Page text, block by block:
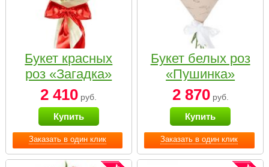
Заказать в один клик
Букет красных
роз «Загадка»
2 410 руб.
Купить
Заказать в один клик
Букет белых роз
«Пушинка»
2 870руб.
Купить